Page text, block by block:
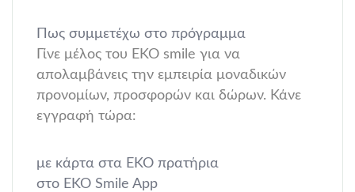
Πως συμμετέχω στο πρόγραμμα
Γίνε μέλος του EKO smile για να
απολαμβάνεις την εμπειρία μοναδικών
προνομίων, προσφορών και δώρων. Κάνε
εγγραφή τώρα:
με κάρτα στα ΕΚΟ πρατήρια
στο EKO Smile App